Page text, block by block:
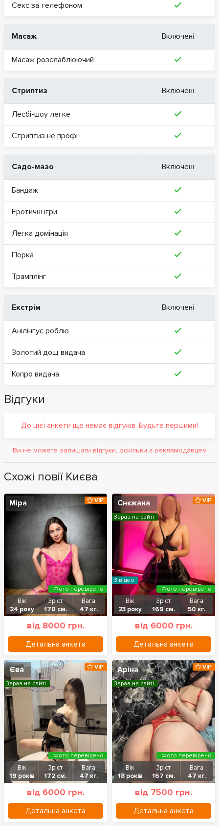
Секс за телефоном
Масаж Включені
Масаж розслаблюючий
Стриптиз Включені
Лесбі-шоу легке
Стриптиз не профі
Садо-мазо Включені
Бандаж
Еротичні ігри
Легка домінація
Порка
Трамплінг
Екстрім Включені
Анілінгус роблю
Золотий дощ видача
Копро видача
Відгуки
До цієї анкети ще немає відгуків. Будьте першими!
Ви не можете залишати відгуки, оскільки є рекламодавцем
Схожі повії Києва
Міра
Вік
24 року
Зріст
170 см.
Вага
47 кг.
від 8000 грн.
Детальна анкета
VIP
Фото перевірено
Снєжана
Вік
23 року
Зріст
169 см.
Вага
50 кг.
від 6000 грн.
Детальна анкета
VIP
Зараз на сайті
З відео
Фото перевірено
Єва
Вік
19 років
Зріст
172 см.
Вага
47 кг.
від 6000 грн.
Детальна анкета
VIP
Зараз на сайті
Фото перевірено
Аріна
Вік
18 років
Зріст
167 см.
Вага
47 кг.
від 7500 грн.
Детальна анкета
VIP
Зараз на сайті
Фото перевірено